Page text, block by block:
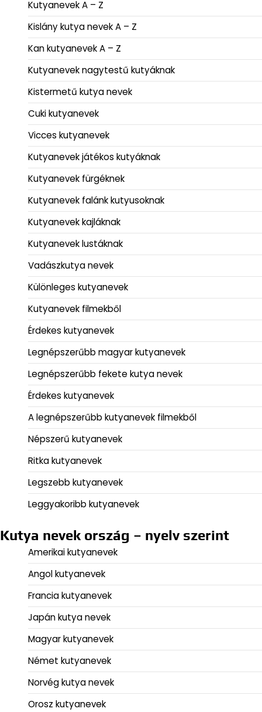
Kutyanevek A – Z
Kislány kutya nevek A – Z
Kan kutyanevek A – Z
Kutyanevek nagytestű kutyáknak
Kistermetű kutya nevek
Cuki kutyanevek
Vicces kutyanevek
Kutyanevek játékos kutyáknak
Kutyanevek fürgéknek
Kutyanevek falánk kutyusoknak
Kutyanevek kajláknak
Kutyanevek lustáknak
Vadászkutya nevek
Különleges kutyanevek
Kutyanevek filmekből
Érdekes kutyanevek
Legnépszerűbb magyar kutyanevek
Legnépszerűbb fekete kutya nevek
Érdekes kutyanevek
A legnépszerűbb kutyanevek filmekből
Népszerű kutyanevek
Ritka kutyanevek
Legszebb kutyanevek
Leggyakoribb kutyanevek
Kutya nevek ország – nyelv szerint
Amerikai kutyanevek
Angol kutyanevek
Francia kutyanevek
Japán kutya nevek
Magyar kutyanevek
Német kutyanevek
Norvég kutya nevek
Orosz kutyanevek